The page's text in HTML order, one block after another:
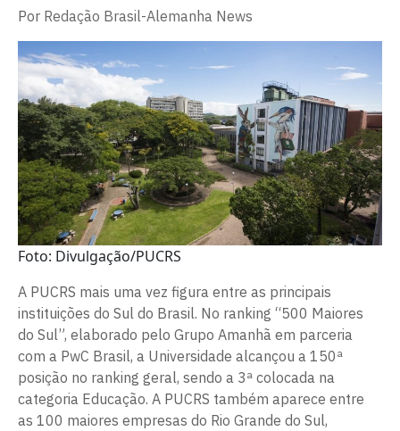
Por Redação Brasil-Alemanha News
Foto: Divulgação/PUCRS
A PUCRS mais uma vez figura entre as principais
instituições do Sul do Brasil. No ranking “500 Maiores
do Sul”, elaborado pelo Grupo Amanhã em parceria
com a PwC Brasil, a Universidade alcançou a 150ª
posição no ranking geral, sendo a 3ª colocada na
categoria Educação. A PUCRS também aparece entre
as 100 maiores empresas do Rio Grande do Sul,